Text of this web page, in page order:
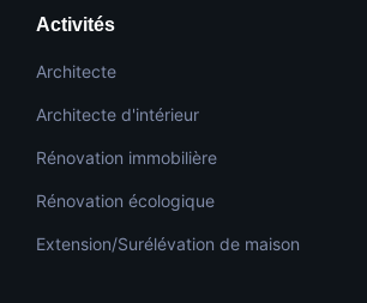
Activités
Architecte
Architecte d'intérieur
Rénovation immobilière
Rénovation écologique
Extension/Surélévation de maison